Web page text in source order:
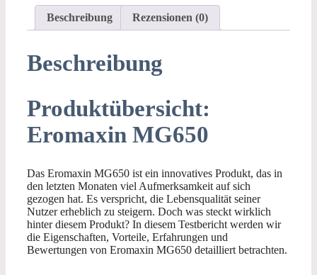
Beschreibung Rezensionen (0)
Beschreibung
Produktübersicht:
Eromaxin MG650
Das Eromaxin MG650 ist ein innovatives Produkt, das in
den letzten Monaten viel Aufmerksamkeit auf sich
gezogen hat. Es verspricht, die Lebensqualität seiner
Nutzer erheblich zu steigern. Doch was steckt wirklich
hinter diesem Produkt? In diesem Testbericht werden wir
die Eigenschaften, Vorteile, Erfahrungen und
Bewertungen von Eromaxin MG650 detailliert betrachten.